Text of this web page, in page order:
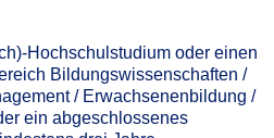
Hochschulstudium oder einen
Bildungswissenschaften /
/ Erwachsenenbildung /
ein abgeschlossenes